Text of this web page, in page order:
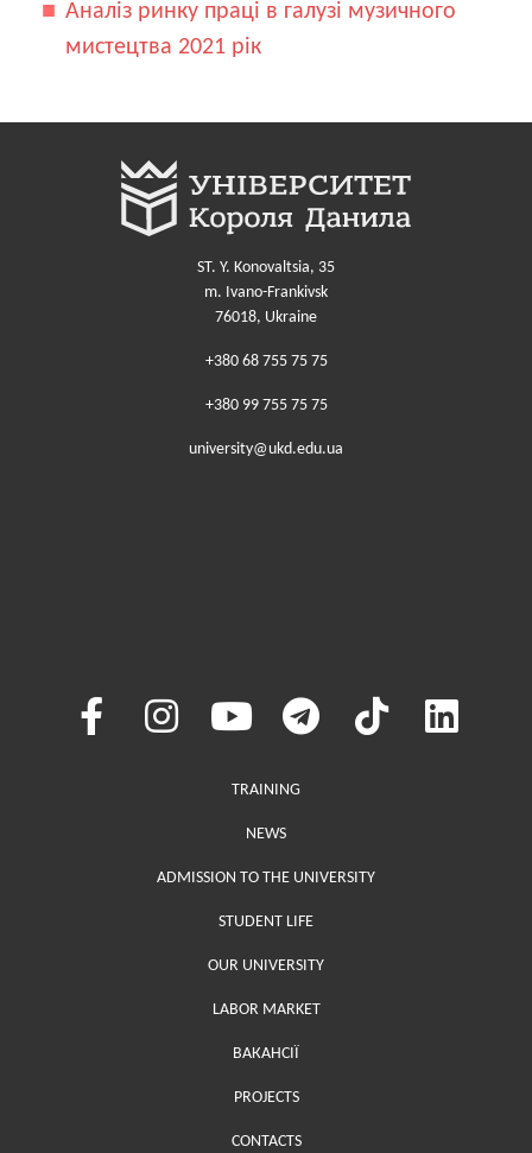
Аналіз ринку праці в галузі музичного
мистецтва 2021 рік
ST. Y. Konovaltsia, 35
m. Ivano-Frankivsk
76018, Ukraine
+380 68 755 75 75
+380 99 755 75 75
university@ukd.edu.ua
Меню у хедері
TRAINING
NEWS
ADMISSION TO THE UNIVERSITY
STUDENT LIFE
OUR UNIVERSITY
LABOR MARKET
ВАКАНСІЇ
PROJECTS
Меню у футері (додаткове)
CONTACTS